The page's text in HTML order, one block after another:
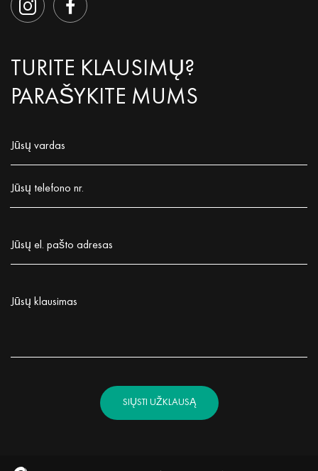
TURITE KLAUSIMŲ?
PARAŠYKITE MUMS
Jūsų vardas
Jūsų telefono nr.
Jūsų el. pašto adresas
Jūsų klausimas
SIŲSTI UŽKLAUSĄ